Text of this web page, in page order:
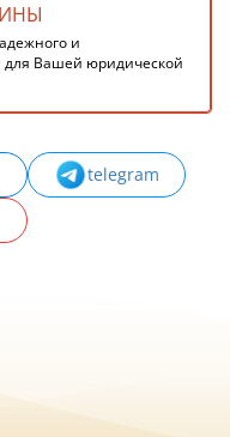
и
для Вашей юридической
telegram